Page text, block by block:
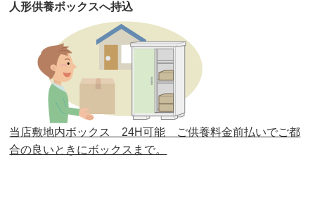
第27回人形供養祭平成29年6月14日(水)
第26回人形供養祭平成28年12月15日(木)
第25回人形供養祭 平成28年6月16日(木)
第24回人形供養祭 平成27年11月27日
第23回人形供養祭平成26年12月5日
第22回人形供養祭平成26年4月28日
人形供養ボックスへ持込
当店敷地内ボックス 24H可能 ご供養料金前払いでご都
合の良いときにボックスまで。